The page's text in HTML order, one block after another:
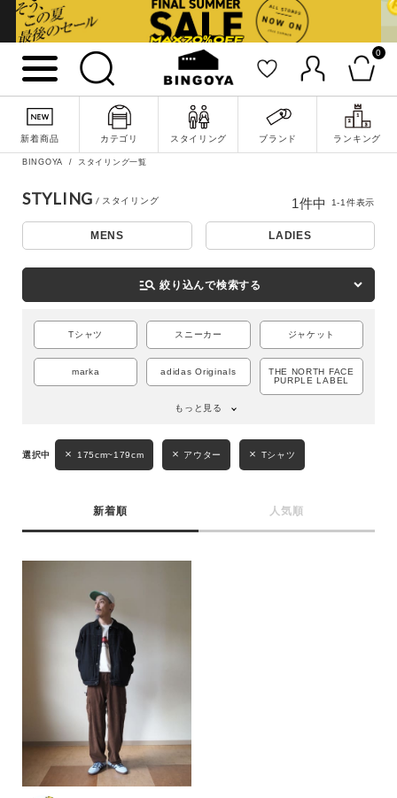
0
新着商品 カテゴリ スタイリング ブランド ランキング
詳細検索
キーワード
MENS LADIES KIDS
ブランド
BINGOYA スタイリング一覧
STYLING
MENS LADIES
manage_search 絞り込んで検索する
Tシャツ スニーカー ジャケット
marka adidas Originals
THE NORTH FACE
PURPLE LABEL
もっと見る
175cm~179cm アウター Tシャツ
新着順 人気順
1件中 1-1件表示